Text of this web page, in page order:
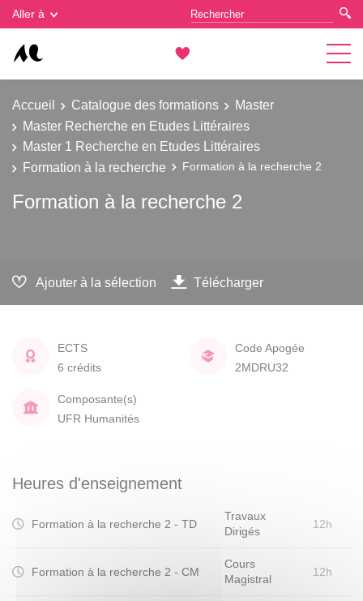
Aller à
Accueil Catalogue des formations
Master
Master Recherche en Etudes Littéraires
Master 1 Recherche en Etudes Littéraires
Formation à la recherche
Formation à la recherche 2
Formation à la recherche 2
Ajouter à la sélection Télécharger
ECTS
6 crédits
Code Apogée
2MDRU32
Composante(s)
UFR Humanités
Heures d'enseignement
Formation à la recherche 2 - TD
Travaux
Dirigés
12h
Formation à la recherche 2 - CM
Cours
Magistral
12h
Gestion des cookies